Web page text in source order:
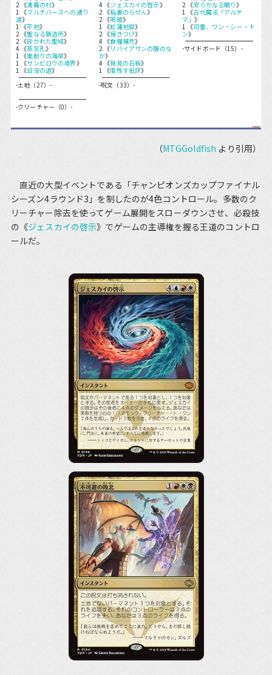
2 《湧霧の村》
1 《マルチバースへの通り
道》
1 《平地》
2 《聖なる鋳造所》
2 《砕かれた聖域》
4 《蒸気孔》
1 《嵐削りの海岸》
1 《サンビロウの境界》
1 《日没の道》
-土地（27）-
-クリーチャー（0）-
4 《ジェスカイの啓示》
2 《稲妻のらせん》
2 《喝破》
1 《紅蓮地獄》
2 《焼きつけ》
4 《食糧補充》
2 《リバイアサンの腹のな
か》
4 《発見の石板》
1 《傷残す批評》
-呪文（33）-
2 《安らかなる眠り》
1 《古代魔法「アルテ
マ」》
1 《司書、ワン・シー・ト
ン》
-サイドボード（15）-
（MTGGoldfish より引用）
直近の大型イベントである「チャンピオンズカップファイナル
シーズン4ラウンド3」を制したのが4色コントロール。多数のク
リーチャー除去を使ってゲーム展開をスローダウンさせ、必殺技
の《ジェスカイの啓示》でゲームの主導権を握る王道のコントロ
ールだ。